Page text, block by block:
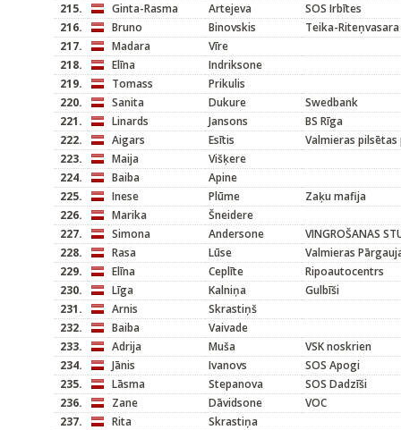
215.
Ginta-Rasma Artejeva
SOS Irbītes
216.
Bruno Binovskis
Teika-Riteņvasara
217.
Madara
Vīre
218.
Elīna
Indriksone
219.
Tomass
Prikulis
220.
Sanita Dukure
Swedbank
221.
Linards Jansons
BS Rīga
222.
Aigars Esītis
Valmieras pilsētas
223.
Maija
Višķere
224.
Baiba
Apine
225.
Inese Plūme
Zaķu mafija
226.
Marika
Šneidere
227.
Simona Andersone
VINGROŠANAS
228.
Rasa Lūse
Valmieras
229.
Elīna Ceplīte
Ripoautocentrs
230.
Līga Kalniņa
Gulbīši
231.
Arnis
Skrastiņš
232.
Baiba
Vaivade
233.
Adrija Muša
VSK noskrien
234.
Jānis Ivanovs
SOS Apogi
235.
Lāsma Stepanova
SOS Dadzīši
236.
Zane Dāvidsone
VOC
237.
Rita
Skrastiņa